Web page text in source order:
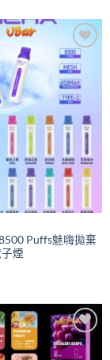
Add to
wishlist
Puffs魅嗨拋棄
煙
Add to
wishlist